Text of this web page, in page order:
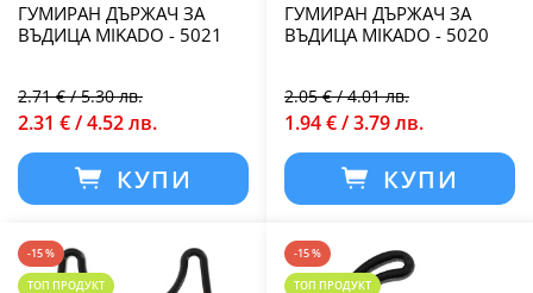
ГУМИРАН ДЪРЖАЧ ЗА
ВЪДИЦА MIKADO - 5021
2.71 € / 5.30 лв.
2.31 € / 4.52 лв.
КУПИ
ГУМИРАН ДЪРЖАЧ ЗА
ВЪДИЦА MIKADO - 5020
2.05 € / 4.01 лв.
1.94 € / 3.79 лв.
КУПИ
-15 %
ТОП ПРОДУКТ
-15 %
ТОП ПРОДУКТ